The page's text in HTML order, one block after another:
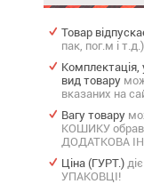
Товар
пак, пог.м і
Комплектація,
вид товару
вказаних на
Вагу товару
КОШИКУ
ДОДАТКОВА
Ціна (ГУРТ.)
УПАКОВЦІ!